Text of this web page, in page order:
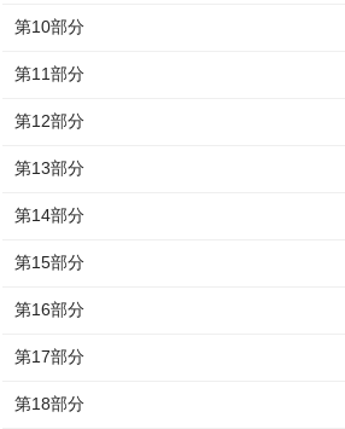
第10部分
第11部分
第12部分
第13部分
第14部分
第15部分
第16部分
第17部分
第18部分